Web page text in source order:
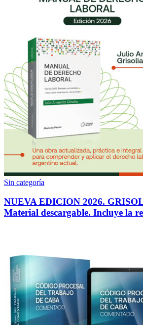
Sin categoría
NUEVA EDICION 2026.
Material descargable. Incluye la